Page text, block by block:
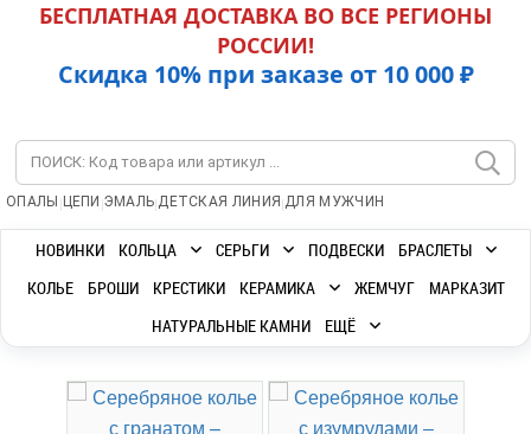
БЕСПЛАТНАЯ ДОСТАВКА ВО ВСЕ РЕГИОНЫ
РОССИИ!
Скидка 10% при заказе от 10 000 ₽
ОПАЛЫ | ЦЕПИ |ЭМАЛЬ|ДЕТСКАЯ ЛИНИЯ |ДЛЯ МУЖЧИН
НОВИНКИ КОЛЬЦА СЕРЬГИ ПОДВЕСКИ
БРАСЛЕТЫ
КОЛЬЕ
БРОШИ КРЕСТИКИ КЕРАМИКА ЖЕМЧУГ
МАРКАЗИТ
НАТУРАЛЬНЫЕ КАМНИ
ЕЩЁ